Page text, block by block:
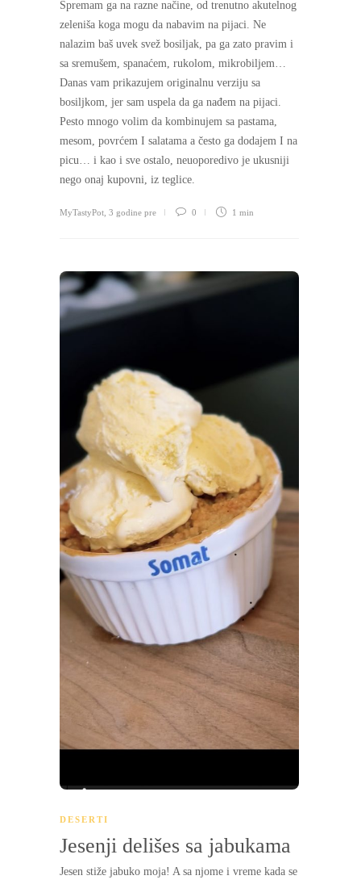
Spremam ga na razne načine, od trenutno akutelnog
zeleniša koga mogu da nabavim na pijaci. Ne
nalazim baš uvek svež bosiljak, pa ga zato pravim i
sa sremušem, spanaćem, rukolom, mikrobiljem…
Danas vam prikazujem originalnu verziju sa
bosiljkom, jer sam uspela da ga nađem na pijaci.
Pesto mnogo volim da kombinujem sa pastama,
mesom, povrćem I salatama a često ga dodajem I na
picu… i kao i sve ostalo, neuoporedivo je ukusniji
nego onaj kupovni, iz teglice.
MyTastyPot 3 godine pre 0 1 min
DESERTI
Jesenji delišes sa jabukama
Jesen stiže jabuko moja! A sa njome i vreme kada se